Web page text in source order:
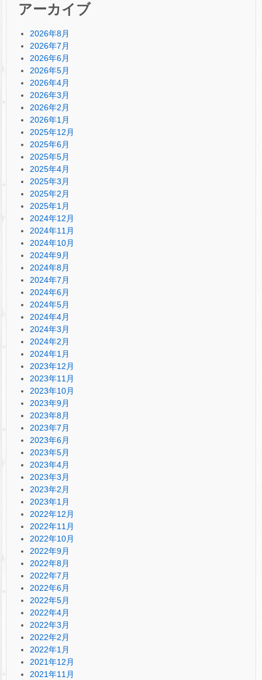
アーカイブ
2026年8月
2026年7月
2026年6月
2026年5月
2026年4月
2026年3月
2026年2月
2026年1月
2025年12月
2025年6月
2025年5月
2025年4月
2025年3月
2025年2月
2025年1月
2024年12月
2024年11月
2024年10月
2024年9月
2024年8月
2024年7月
2024年6月
2024年5月
2024年4月
2024年3月
2024年2月
2024年1月
2023年12月
2023年11月
2023年10月
2023年9月
2023年8月
2023年7月
2023年6月
2023年5月
2023年4月
2023年3月
2023年2月
2023年1月
2022年12月
2022年11月
2022年10月
2022年9月
2022年8月
2022年7月
2022年6月
2022年5月
2022年4月
2022年3月
2022年2月
2022年1月
2021年12月
2021年11月